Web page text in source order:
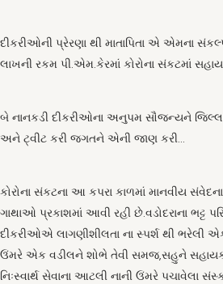
દીકરીઓની પ્રેરણા થી માતાપિતા એ એમના
લાખની રકમ પી.એમ.કેરમાં કોરોના સંકટમાં
બે નાનકડી દીકરીઓના અનુપમ સૌજન્યને
અને ટ્વીટ કરી જગતને એની જાણ કરી…
કોરોના સંકટના આ કપરા કાળમાં માનવીય
ગાથાઓ પ્રકાશમાં આવી રહી છે.વડોદરાના ભટ્ટ
દીકરીઓએ લાગણીશીલતા ના સ્પર્શ થી ભરેલી
ઉંમરે એક વડીલને શોભે તેવી સમજ,સહુને
નિઃસ્વાર્થ સેવાના આટલી નાની ઉંમરે પચાવેલા